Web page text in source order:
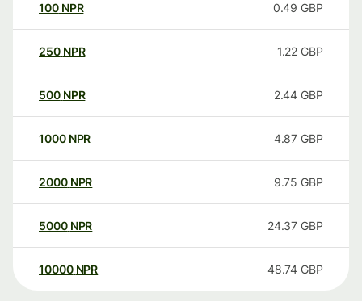
100 NPR 0.49 GBP
250 NPR 1.22 GBP
500 NPR 2.44 GBP
1000 NPR 4.87 GBP
2000 NPR 9.75 GBP
5000 NPR 24.37 GBP
10000 NPR 48.74 GBP